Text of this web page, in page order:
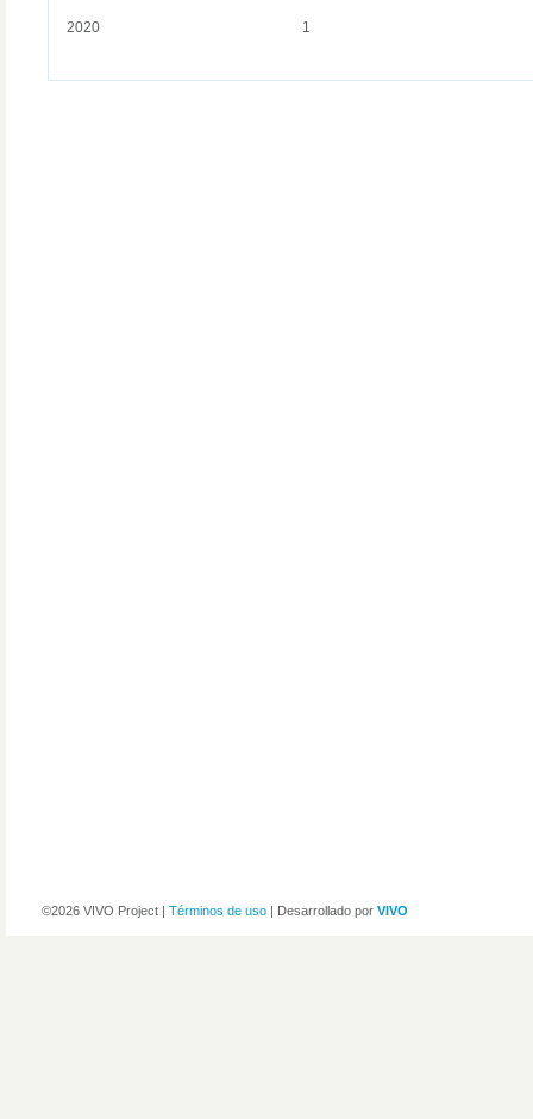
2020 1
©2026 VIVO Project | Términos de uso | Desarrollado por VIVO